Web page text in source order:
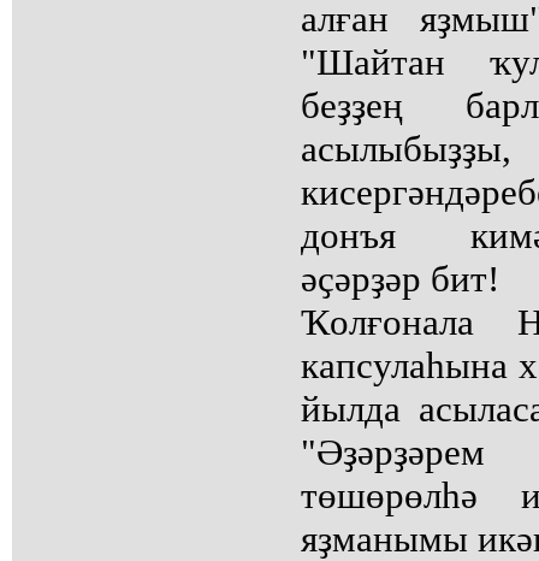
алған
"Шайтан
беҙҙең
донъя
әҫәрҙәр бит!
Ҡолғонала
капсулаһына
йылда
төшөрөлһә
яҙманымы